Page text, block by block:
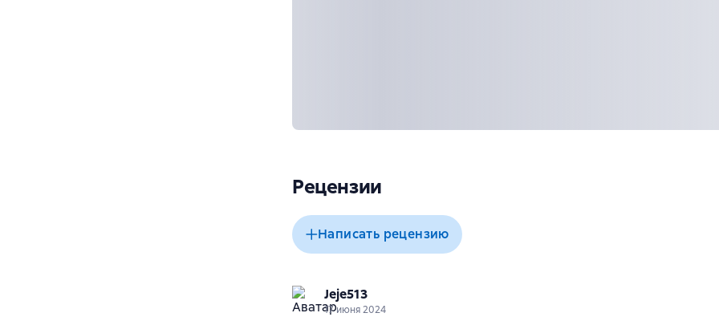
Рецензии
Написать рецензию
Jeje513
17 июня 2024